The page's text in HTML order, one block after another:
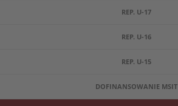
REP. U-17
REP. U-16
REP. U-15
DOFINANSOWANIE MSIT